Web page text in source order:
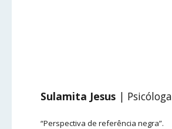
Sulamita Jesus | Psicóloga
“Perspectiva de referência negra”.